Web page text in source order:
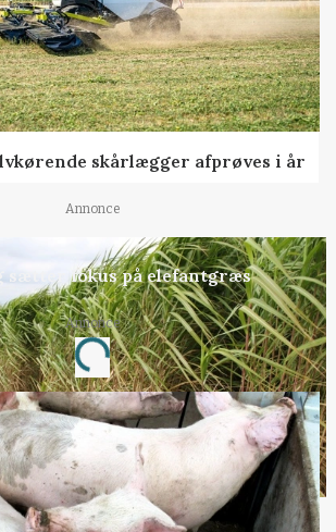
skårlægger afprøves i år
Annonce
sætter fokus på elefantgræs
Annonce
Loading...